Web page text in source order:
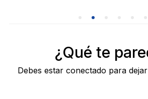
¿Qué te
Debes estar conectado para